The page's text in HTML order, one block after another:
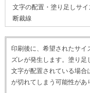
文字の配置・塗り足しサイ
断裁線
印刷後に、希望されたサ
ズレが発生します。塗り
文字が配置されている場合
が切れてしまう可能性があ